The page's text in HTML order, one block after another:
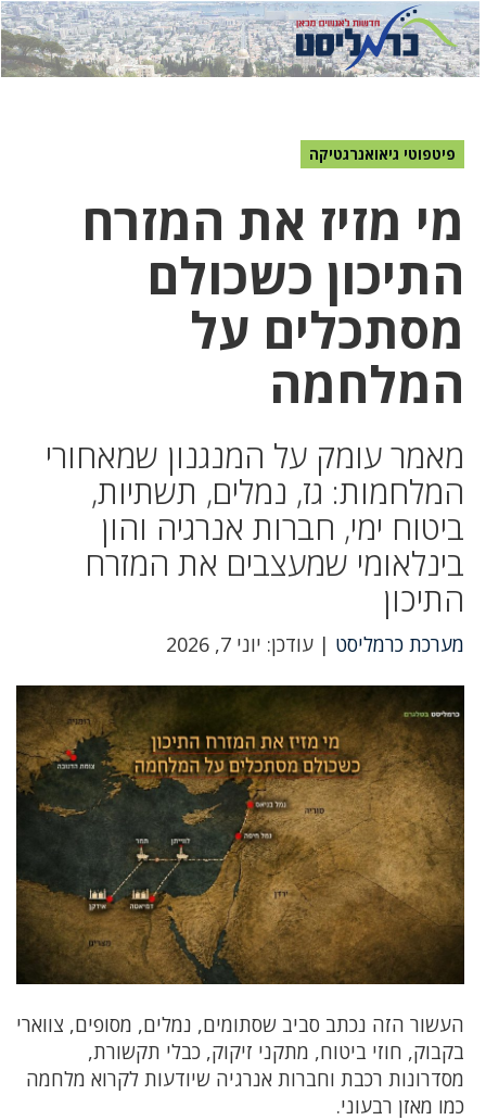
לחץ
כאן
לחץ
כדי
פיטפוטי גיאואנרגטיקה
מי מזיז את המזרח
התיכון כשכולם
מסתכלים על
המלחמה
מאמר עומק על המנגנון שמאחורי
המלחמות: גז, נמלים, תשתיות,
ביטוח ימי, חברות אנרגיה והון
בינלאומי שמעצבים את המזרח
התיכון
מערכת כרמליסט | עודכן: יוני 7, 2026
העשור הזה נכתב סביב שסתומים, נמלים, מסופים, צווארי
בקבוק, חוזי ביטוח, מתקני זיקוק, כבלי תקשורת,
מסדרונות רכבת וחברות אנרגיה שיודעות לקרוא מלחמה
כמו מאזן רבעוני.